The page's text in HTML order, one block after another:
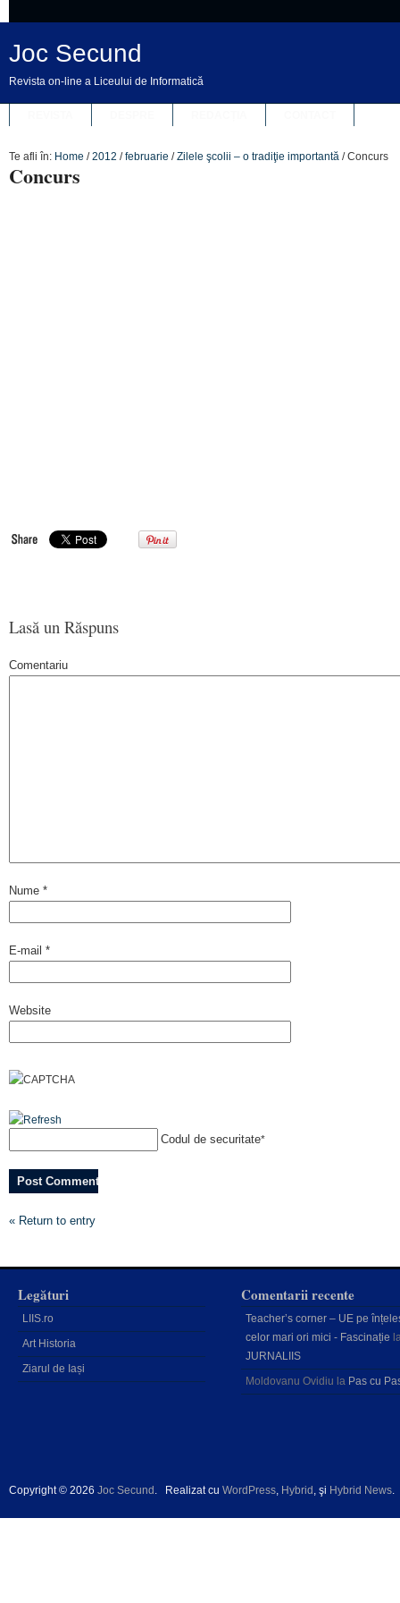
Joc Secund
Revista on-line a Liceului de Informatică
Te afli în: Home / 2012 / februarie / Zilele şcolii – o tradiţie importantă / Concurs
Concurs
Lasă un Răspuns
Comentariu
Nume *
E-mail *
Website
Codul de securitate*
« Return to entry
Legături
LIIS.ro
Art Historia
Ziarul de Iași
Comentarii recente
Teacher’s corner – UE pe
celor mari ori mici - Fascinație
JURNALIIS
Moldovanu Ovidiu la Pas cu
Copyright © 2026 Joc Secund . Realizat cu WordPress, Hybrid , şi Hybrid News.